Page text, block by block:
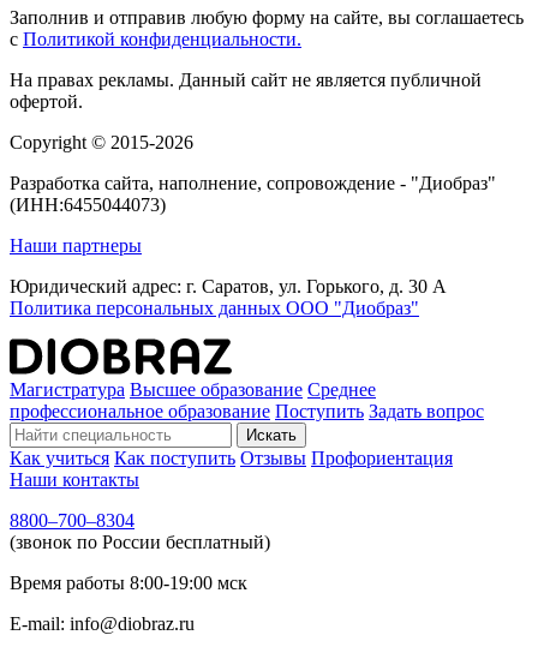
Заполнив и отправив любую форму на сайте, вы соглашаетесь
с Политикой конфиденциальности.
На правах рекламы. Данный сайт не является публичной
офертой.
Copyright © 2015-2026
Разработка сайта, наполнение, сопровождение - "Диобраз"
(ИНН:6455044073)
Наши партнеры
Юридический адрес: г. Саратов, ул. Горького, д. 30 А
Политика персональных данных ООО "Диобраз"
Магистратура Высшее образование Среднее
профессиональное образование Поступить Задать вопрос
Искать
Как учиться Как поступить Отзывы Профориентация
Наши контакты
8800–700–8304
(звонок по России бесплатный)
Время работы 8:00-19:00 мск
E-mail: info@diobraz.ru